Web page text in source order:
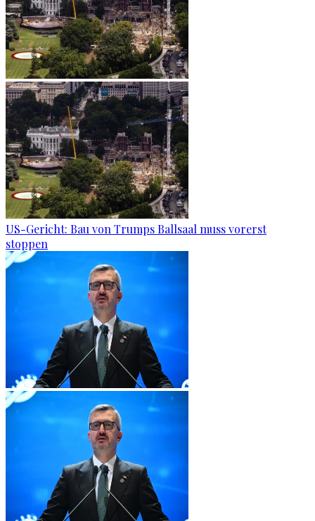
US-Gericht: Bau von Trumps Ballsaal muss vorerst
stoppen